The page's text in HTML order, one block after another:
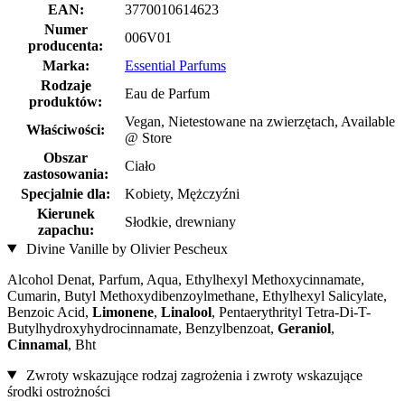
EAN:
3770010614623
Numer
producenta:
006V01
Marka:
Essential Parfums
Rodzaje
produktów:
Eau de Parfum
Właściwości:
Vegan, Nietestowane na zwierzętach, Available
@ Store
Obszar
zastosowania:
Ciało
Specjalnie dla:
Kobiety, Mężczyźni
Kierunek
zapachu:
Słodkie, drewniany
Divine Vanille by Olivier Pescheux
Alcohol Denat, Parfum, Aqua, Ethylhexyl Methoxycinnamate,
Cumarin, Butyl Methoxydibenzoylmethane, Ethylhexyl Salicylate,
Benzoic Acid, Limonene, Linalool, Pentaerythrityl Tetra-Di-T-
Butylhydroxyhydrocinnamate, Benzylbenzoat, Geraniol,
Cinnamal, Bht
Zwroty wskazujące rodzaj zagrożenia i zwroty wskazujące
środki ostrożności